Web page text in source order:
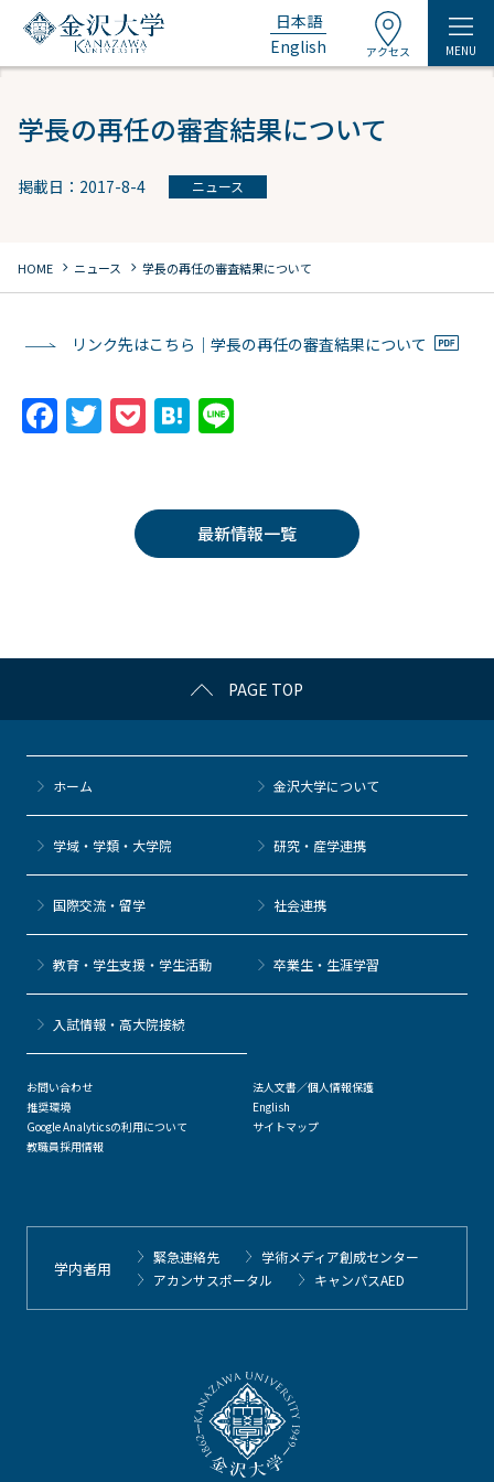
日本語
English
アクセス MENU
学長の再任の審査結果について
掲載日：2017-8-4 ニュース
HOME chevron_right ニュース chevron_right 学長の再任の審査結果について
リンク先はこちら｜学長の再任の審査結果について
F
k
T
er
P
k
et
H
n
a
最新情報一覧
PAGE TOP
ホーム 金沢大学について
学域・学類・大学院 研究・産学連携
国際交流・留学 社会連携
教育・学生支援・学生活動 卒業生・生涯学習
⼊試情報・高大院接続
お問い合わせ
推奨環境
Google Analyticsの利用について
教職員採用情報
法人文書／個人情報保護
English
サイトマップ
学内者用
緊急連絡先
学術メディア創成センター
アカンサスポータル
キャンパスAED